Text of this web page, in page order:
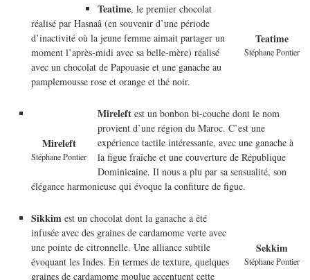
Teatime
Stéphane Pontier
Teatime, le premier chocolat
réalisé par Hasnaâ (en souvenir d’une période
d’inactivité où la jeune femme aimait partager un
moment l’après-midi avec sa belle-mère) réalisé
avec un chocolat de Papouasie et une ganache au
pamplemousse rose et orange et thé noir.
Mireleft
Stéphane Pontier
Mireleft est un bonbon bi-couche dont le nom
provient d’une région du Maroc. C’est une
expérience tactile intéressante, avec une ganache à
la figue fraîche et une couverture de République
Dominicaine. Il nous a plu par sa sensualité, son
élégance harmonieuse qui évoque la confiture de figue.
Sekkim
Stéphane Pontier
Sikkim est un chocolat dont la ganache a été
infusée avec des graines de cardamome verte avec
une pointe de citronnelle. Une alliance subtile
évoquant les Indes. En termes de texture, quelques
graines de cardamome moulue accentuent cette